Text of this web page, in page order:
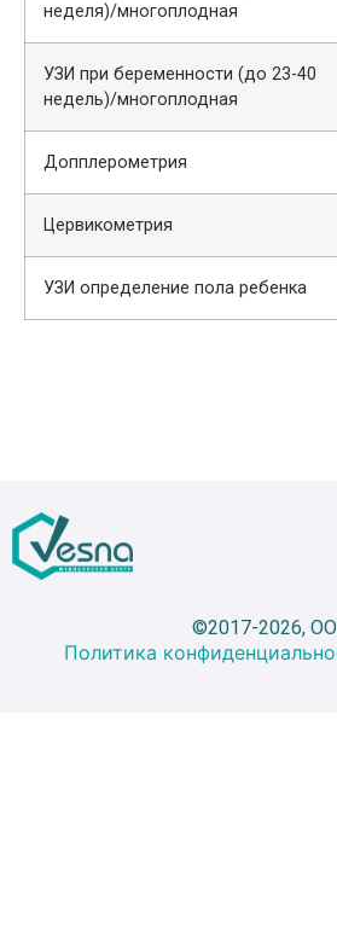
неделя)/многоплодная
УЗИ при беременности (до 23-40
недель)/многоплодная
Допплерометрия
Цервикометрия
УЗИ определение пола ребенка
©2017-2026,
Политика